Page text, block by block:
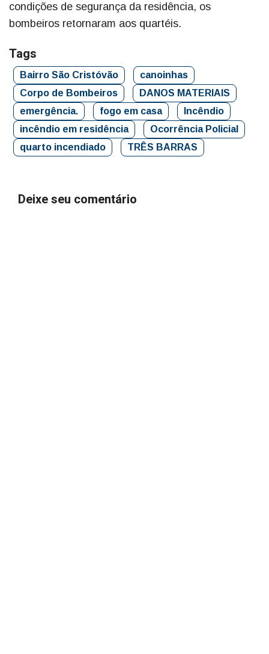
condições de segurança da residência, os
bombeiros retornaram aos quartéis.
Tags
Bairro São Cristóvão
canoinhas
Corpo de Bombeiros
DANOS MATERIAIS
emergência.
fogo em casa
Incêndio
incêndio em residência
Ocorrência Policial
quarto incendiado
TRÊS BARRAS
Deixe seu comentário